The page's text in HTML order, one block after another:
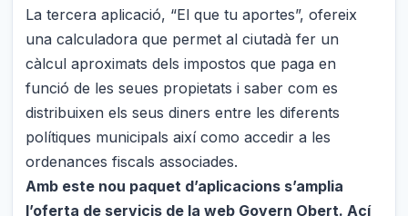
La tercera aplicació, “El que tu aportes”, ofereix
una calculadora que permet al ciutadà fer un
càlcul aproximats dels impostos que paga en
funció de les seues propietats i saber com es
distribuixen els seus diners entre les diferents
polítiques municipals així como accedir a les
ordenances fiscals associades.
Amb este nou paquet d’aplicacions s’amplia
l’oferta de servicis de la web Govern Obert. Ací